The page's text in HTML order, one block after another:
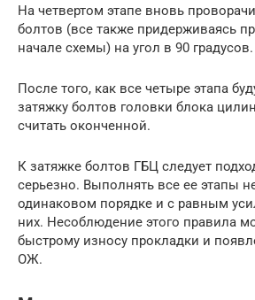
На четвертом этапе вновь
болтов (все также придерживаясь
начале схемы) на угол в 90 градусов.
После того, как все четыре этапа
затяжку болтов головки блока
считать оконченной.
К затяжке болтов ГБЦ следует
серьезно. Выполнять все ее этапы
одинаковом порядке и с равным
них. Несоблюдение этого правила
быстрому износу прокладки и
ОЖ.